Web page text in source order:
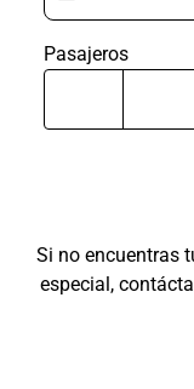
Pasajeros
Si no encuentras
especial,